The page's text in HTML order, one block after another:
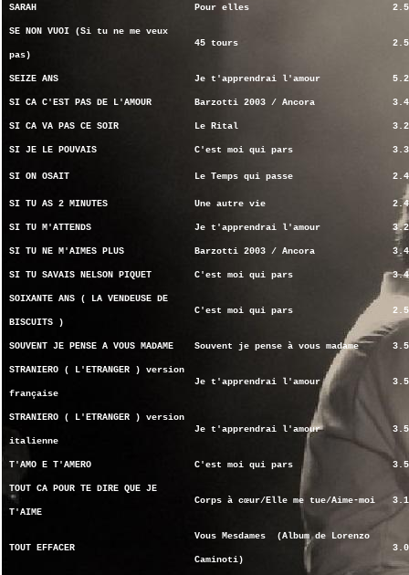
SARAH Pour elles
SE NON VUOI (Si tu ne me veux
pas)
45 tours
SEIZE ANS Je t'apprendrai l'amour
SI CA C'EST PAS DE L'AMOUR Barzotti 2003 / Ancora
SI CA VA PAS CE SOIR Le Rital
SI JE LE POUVAIS C'est moi qui pars
SI ON OSAIT Le Temps qui passe
SI TU AS 2 MINUTES Une autre vie
SI TU M'ATTENDS Je t'apprendrai l'amour
SI TU NE M'AIMES PLUS Barzotti 2003 / Ancora
SI TU SAVAIS NELSON PIQUET C'est moi qui pars
SOIXANTE ANS ( LA VENDEUSE DE
BISCUITS )
C'est moi qui pars
SOUVENT JE PENSE A VOUS MADAME Souvent je pense à vous madame
STRANIERO ( L'ETRANGER ) version
française
Je t'apprendrai l'amour
STRANIERO ( L'ETRANGER ) version
italienne
Je t'apprendrai l'amour
T'AMO E T'AMERO C'est moi qui pars
TOUT CA POUR TE DIRE QUE JE
T'AIME
Corps à cœur/Elle me tue/Aime-moi
TOUT EFFACER
Vous Mesdames (Album de Lorenzo
Caminoti)